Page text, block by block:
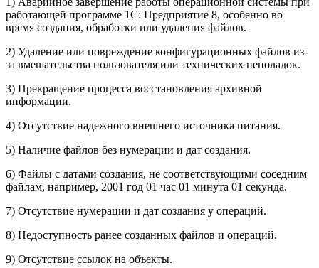
работающей программе 1С: Предприятие 8, особенно во
время создания, обработки или удаления файлов.
2) Удаление или повреждение конфигурационных файлов из-
за вмешательства пользователя или технических неполадок.
3) Прекращение процесса восстановления архивной
информации.
4) Отсутствие надежного внешнего источника питания.
5) Наличие файлов без нумерации и дат создания.
6) Файлы с датами создания, не соответствующими соседним
файлам, например, 2001 год 01 час 01 минута 01 секунда.
7) Отсутствие нумерации и дат создания у операций.
8) Недоступность ранее созданных файлов и операций.
9) Отсутствие ссылок на объекты.